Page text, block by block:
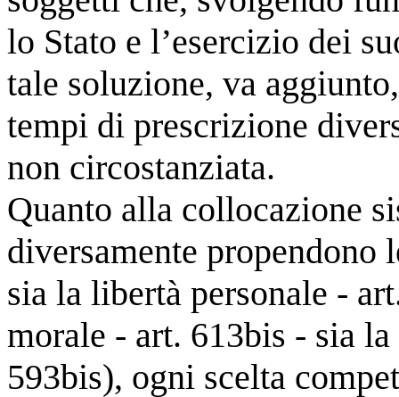
lo Stato e l’esercizio dei
tale soluzione, va
tempi di prescrizione
non circostanziata.
Quanto alla collocazione
diversamente propendono
sia la libertà personale -
morale - art. 613bis - sia
593bis), ogni scelta